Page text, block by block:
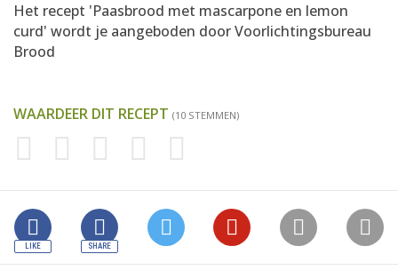
Het recept 'Paasbrood met mascarpone en lemon
curd' wordt je aangeboden doorVoorlichtingsbureau
Brood
WAARDEER DIT RECEPT (10 STEMMEN)